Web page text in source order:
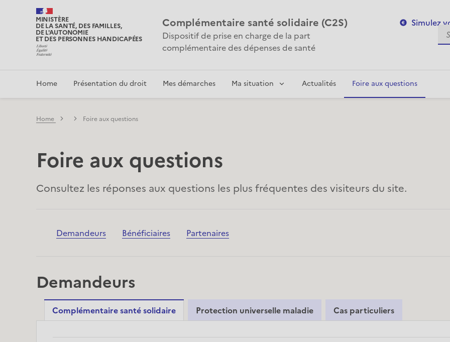
MINISTÈRE
DE LA SANTÉ, DES FAMILLES,
DE L'AUTONOMIE
ET DES PERSONNES HANDICAPÉES
Complémentaire santé solidaire (C2S)
Dispositif de prise en charge de la part
complémentaire des dépenses de santé
Simulez
Home Présentation du droit Mes démarches Ma situation Actualités Foire aux questions
Home Foire aux questions
Foire aux questions
Consultez les réponses aux questions les plus fréquentes des visiteurs du site.
Demandeurs Bénéficiaires Partenaires
Demandeurs
Complémentaire santé solidaire Protection universelle maladie Cas particuliers